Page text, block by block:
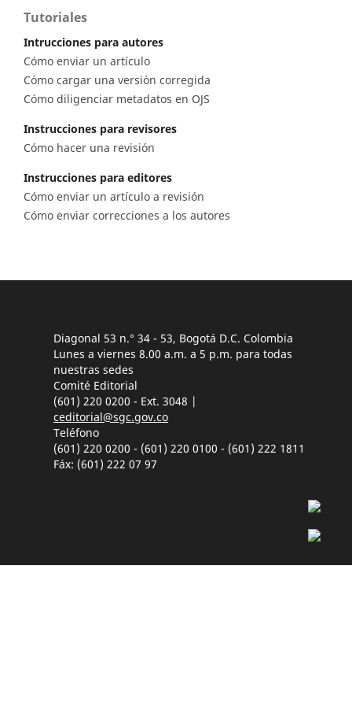
Tutoriales
Intrucciones para autores
Cómo enviar un artículo
Cómo cargar una versión corregida
Cómo diligenciar metadatos en OJS
Instrucciones para revisores
Cómo hacer una revisión
Instrucciones para editores
Cómo enviar un artículo a revisión
Cómo enviar correcciones a los autores
Diagonal 53 n.° 34 - 53, Bogotá D.C. Colombia
Lunes a viernes 8.00 a.m. a 5 p.m. para todas
nuestras sedes
Comité Editorial
(601) 220 0200 - Ext. 3048 |
ceditorial@sgc.gov.co
Teléfono
(601) 220 0200 - (601) 220 0100 - (601) 222 1811
Fáx: (601) 222 07 97